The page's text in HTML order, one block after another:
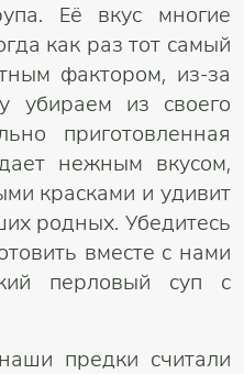
Её вкус многие
как раз тот самый
фактором, из-за
убираем из своего
приготовленная
нежным вкусом,
красками и удивит
родных. Убедитесь
вместе с нами
перловый суп с
предки считали